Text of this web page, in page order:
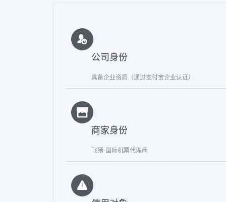
公司身份
具备企业资质（通过支付宝企业认证）
商家身份
飞猪-国际机票代理商